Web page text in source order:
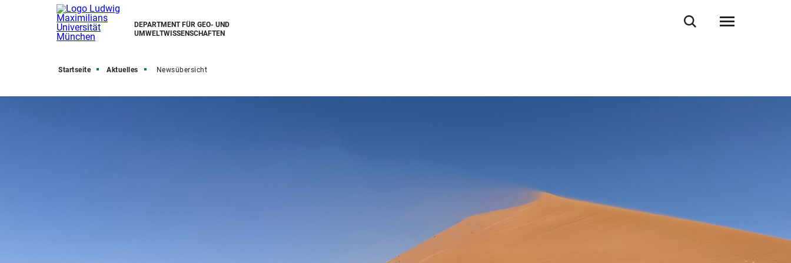
DEPARTMENT FÜR GEO- UND
UMWELTWISSENSCHAFTEN
Startseite Aktuelles Newsübersicht